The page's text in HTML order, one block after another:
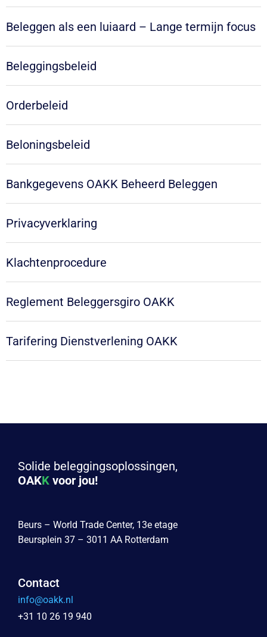
Beleggen als een luiaard – Lange termijn focus
Beleggingsbeleid
Orderbeleid
Beloningsbeleid
Bankgegevens OAKK Beheerd Beleggen
Privacyverklaring
Klachtenprocedure
Reglement Beleggersgiro OAKK
Tarifering Dienstverlening OAKK
Solide beleggingsoplossingen,
OAKK voor jou!
Beurs – World Trade Center, 13e etage
Beursplein 37 – 3011 AA Rotterdam
Contact
info@oakk.nl
+31 10 26 19 940